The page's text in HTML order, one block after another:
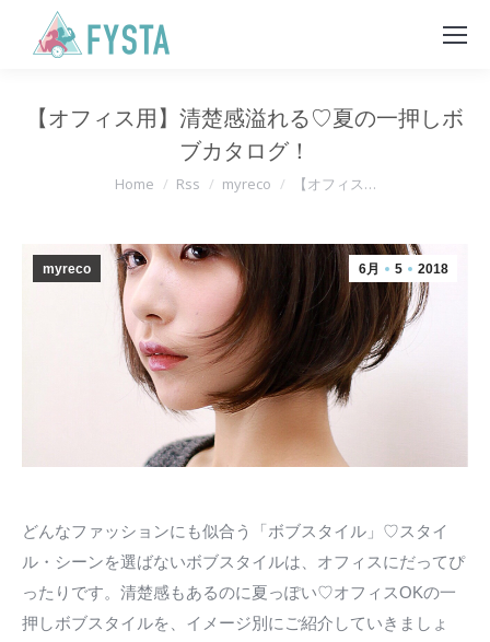
【オフィス用】清楚感溢れる♡夏の一押しボ
ブカタログ！
You are here:
Home Rss myreco 【オフィス…
6月 5 2018
myreco
どんなファッションにも似合う「ボブスタイル」♡スタイ
ル・シーンを選ばないボブスタイルは、オフィスにだってぴ
ったりです。清楚感もあるのに夏っぽい♡オフィスOKの一
押しボブスタイルを、イメージ別にご紹介していきましょ